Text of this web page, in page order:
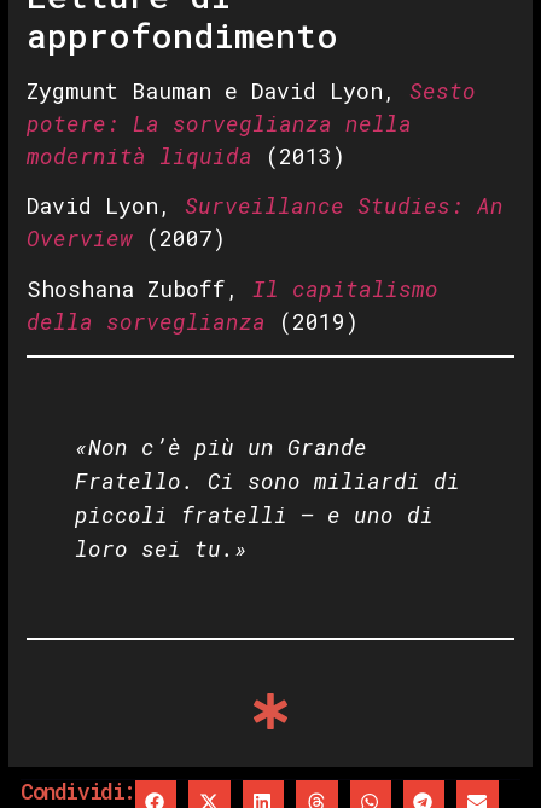
approfondimento
Zygmunt Bauman e David Lyon, Sesto
potere: La sorveglianza nella
modernità liquida (2013)
David Lyon, Surveillance Studies: An
Overview (2007)
Shoshana Zuboff, Il capitalismo
della sorveglianza (2019)
«Non c’è più un Grande
Fratello. Ci sono miliardi di
piccoli fratelli — e uno di
loro sei tu.»
Condividi: